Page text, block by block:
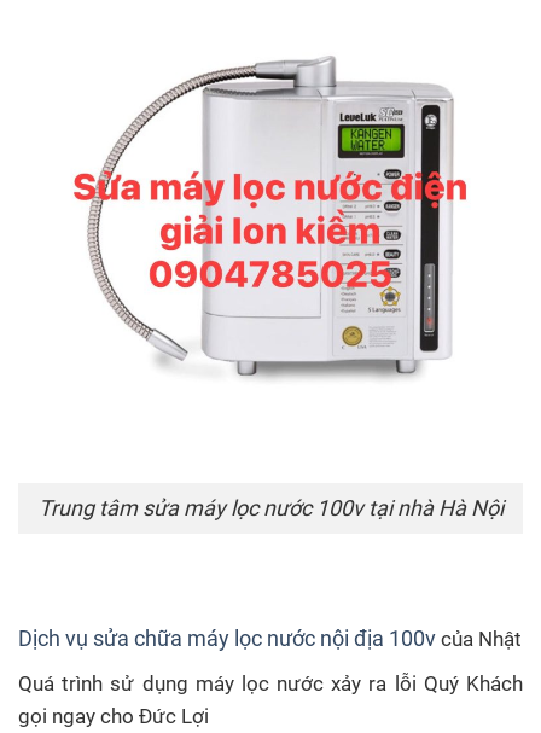
Trung tâm sửa máy lọc nước 100v tại nhà Hà Nội
Dịch vụ sửa chữa máy lọc nước nội địa 100v của Nhật
Quá trình sử dụng máy lọc nước xảy ra lỗi Quý Khách
gọi ngay cho Đức Lợi